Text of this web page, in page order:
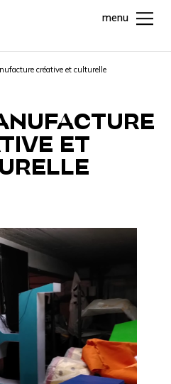
menu
créative et culturelle
ET